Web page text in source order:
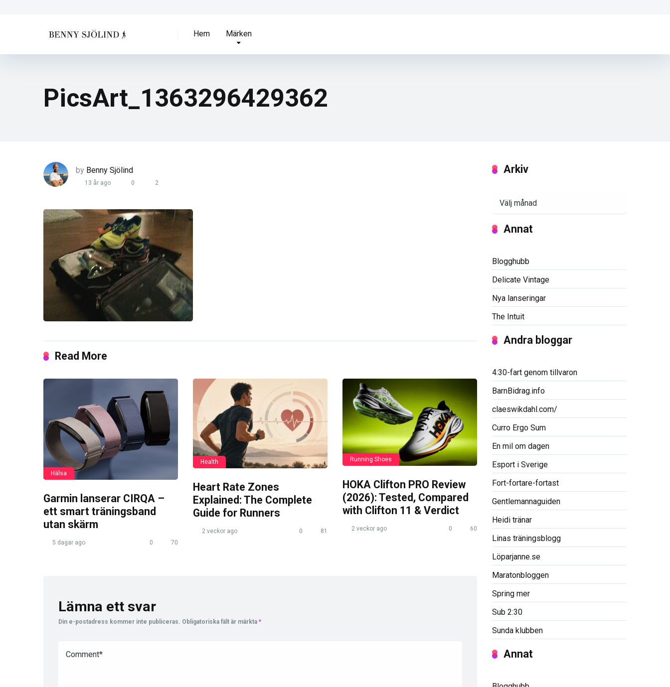
Hem Märken
PicsArt_1363296429362
by Benny Sjölind
13 år ago 0 2
Read More
Hälsa
Garmin lanserar CIRQA –
ett smart träningsband
utan skärm
5 dagar ago 0 70
Health
Heart Rate Zones
Explained: The Complete
Guide for Runners
2 veckor ago 0 81
Running Shoes
HOKA Clifton PRO Review
(2026): Tested, Compared
with Clifton 11 & Verdict
2 veckor ago 0 60
Lämna ett svar
Din e-postadress kommer inte publiceras. Obligatoriska fält är märkta *
Arkiv
Annat
Blogghubb
Delicate Vintage
Nya lanseringar
The Intuit
Andra bloggar
4:30-fart genom tillvaron
BarnBidrag.info
claeswikdahl.com/
Curro Ergo Sum
En mil om dagen
Esport i Sverige
Fort-fortare-fortast
Gentlemannaguiden
Heidi tränar
Linas träningsblogg
Löparjanne.se
Maratonbloggen
Spring mer
Sub 2:30
Sunda klubben
Annat